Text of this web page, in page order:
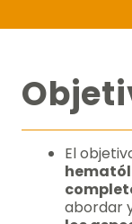
El
abordar